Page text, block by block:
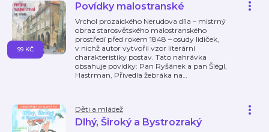
Povídky malostranské
Vrchol prozaického Nerudova díla – mistrný
obraz starosvětského malostranského
prostředí před rokem 1848 – osudy lidiček,
v nichž autor vytvořil vzor literární
charakteristiky postav. Tato nahrávka
obsahuje povídky: Pan Ryšánek a pan Šlégl,
Hastrman, Přivedla žebráka na…
99 KČ
Děti a mládež
Dlhý, Široký a Bystrozraký